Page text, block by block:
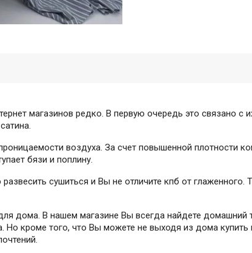
магазинов редко. В первую очередь это связано
воздуха. За счет повышенной плотности
бязи и поплину.
сушиться и Вы не отличите кпб от
дома. В нашем магазине Вы всегда найдете домашний
кроме того, что Вы можете не выходя из дома купить